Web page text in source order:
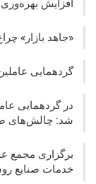
افزایش
«جاهد بازار»
گردهمایی
در گردهمایی
شد: چالش‌های
برگزاری مجمع
خدمات صنایع